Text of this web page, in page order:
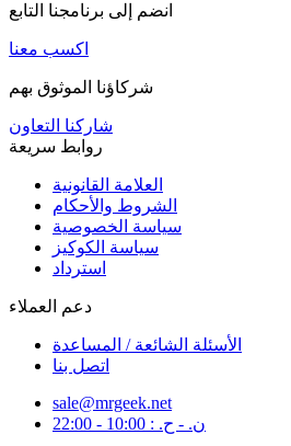
انضم إلى برنامجنا التابع
اكسب معنا
شركاؤنا الموثوق بهم
شاركنا التعاون
العلامة القانونية
الشروط والأحكام
سياسة الخصوصية
سياسة الكوكيز
استرداد
الأسئلة الشائعة / المساعدة
اتصل بنا
sale@mrgeek.net
ن. - ح. : 10:00 - 22:00